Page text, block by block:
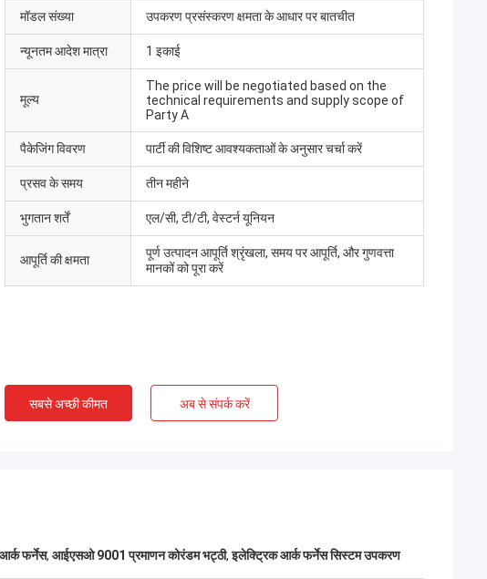
करने के लिए चेंगदा इंजीनियरों के
सहयोग किया,चीन और पाकिस्तान के
मॉडल संख्या उपकरण प्रसंस्करण क्षमता के आधार पर बातचीत
न्यूनतम आदेश मात्रा 1 इकाई
मूल्य
The price will be negotiated based on the
technical requirements and supply scope of
Party A
पैकेजिंग विवरण पार्टी की विशिष्ट आवश्यकताओं के अनुसार चर्चा करें
प्रसव के समय तीन महीने
भुगतान शर्तें एल/सी, टी/टी, वेस्टर्न यूनियन
आपूर्ति की क्षमता
पूर्ण उत्पादन आपूर्ति श्रृंखला, समय पर आपूर्ति, और गुणवत्ता
मानकों को पूरा करें
सबसे अच्छी कीमत अब से संपर्क करें
फर्नेस, आईएसओ 9001 प्रमाणन कोरंडम भट्ठी,इलेक्ट्रिक आर्क फर्नेस सिस्टम उपकरण